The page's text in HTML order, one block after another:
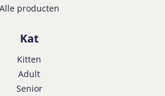
Alle producten
Kat
Kitten
Adult
Senior